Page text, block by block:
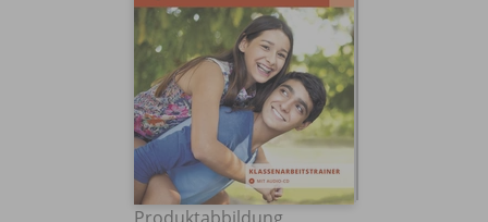
Produktabbildung